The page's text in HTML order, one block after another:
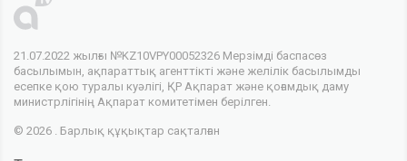
21.07.2022 жылғы №KZ10VPY00052326 Мерзімді баспасөз
басылымын, ақпараттық агенттікті және желілік басылымды
есепке қою туралы куәлігі, ҚР Ақпарат және қоғамдық даму
министрлігінің Ақпарат комитетімен берілген.
© 2026 . Барлық құқықтар сақталған